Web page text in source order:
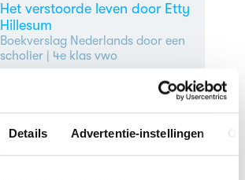
Details Advertentie-instellingen
Het verstoorde leven door Etty
Hillesum
Boekverslag Nederlands door een
scholier| 4e klas vwo
Het verstoorde leven door Etty
Boekverslag Nederlands door een